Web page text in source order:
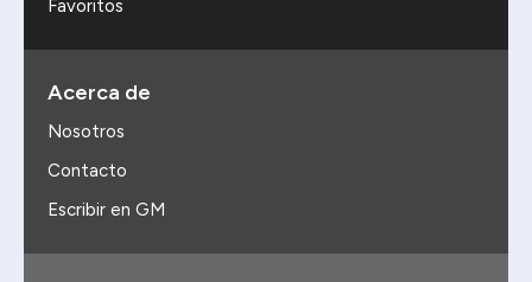
Favoritos
Acerca de
Nosotros
Contacto
Escribir en GM